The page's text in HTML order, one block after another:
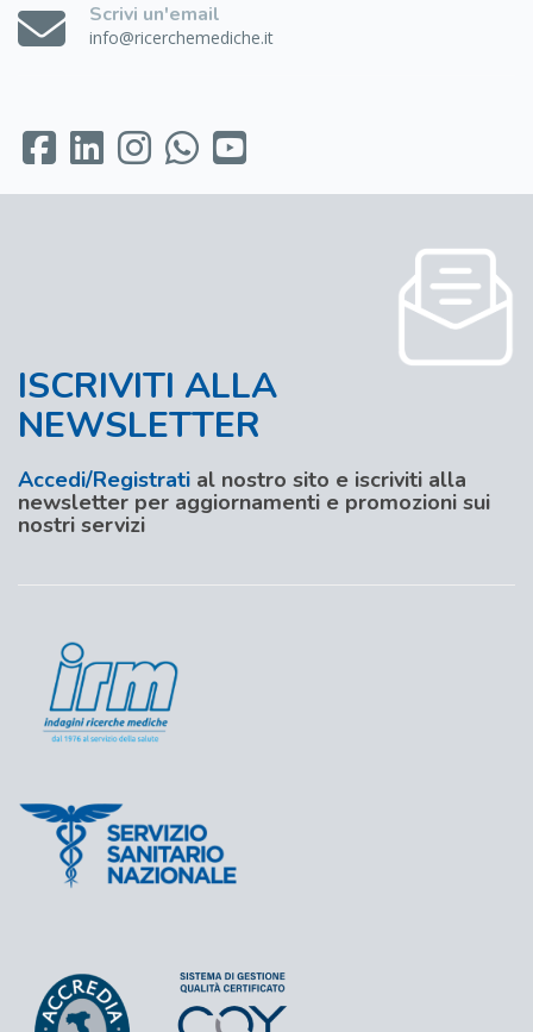
Scrivi un'email
info@ricerchemediche.it
ISCRIVITI ALLA
NEWSLETTER
Accedi/Registrati al nostro sito e iscriviti alla
newsletter per aggiornamenti e promozioni sui
nostri servizi